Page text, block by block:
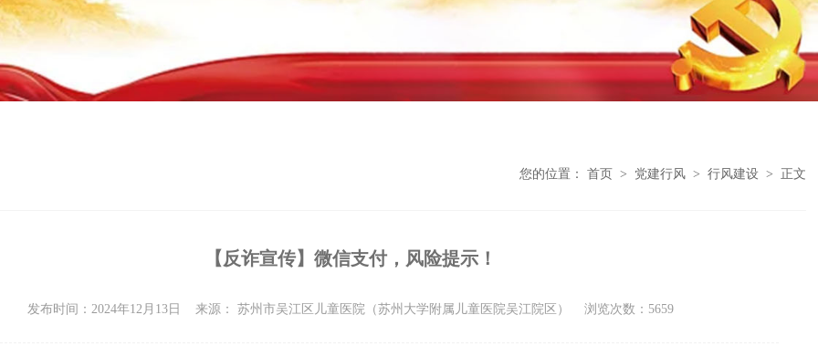
您的位置： 首页 > 党建行风 > 行风建设 > 正文
【反诈宣传】微信支付，风险提示！
发布时间：2024年12月13日 来源： 苏州市吴江区儿童医院（苏州大学附属儿童医院吴江院区） 浏览次数：5659